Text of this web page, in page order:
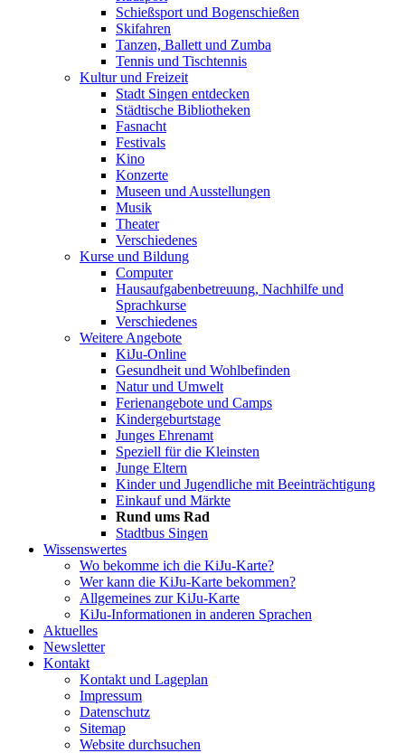
Schießsport und Bogenschießen
Skifahren
Tanzen, Ballett und Zumba
Tennis und Tischtennis
Kultur und Freizeit
Stadt Singen entdecken
Städtische Bibliotheken
Fasnacht
Festivals
Kino
Konzerte
Museen und Ausstellungen
Musik
Theater
Verschiedenes
Kurse und Bildung
Computer
Hausaufgabenbetreuung, Nachhilfe und
Sprachkurse
Verschiedenes
Weitere Angebote
KiJu-Online
Gesundheit und Wohlbefinden
Natur und Umwelt
Ferienangebote und Camps
Kindergeburtstage
Junges Ehrenamt
Speziell für die Kleinsten
Junge Eltern
Kinder und Jugendliche mit Beeinträchtigung
Einkauf und Märkte
Rund ums Rad
Stadtbus Singen
Wissenswertes
Wo bekomme ich die KiJu-Karte?
Wer kann die KiJu-Karte bekommen?
Allgemeines zur KiJu-Karte
KiJu-Informationen in anderen Sprachen
Aktuelles
Newsletter
Kontakt
Kontakt und Lageplan
Impressum
Datenschutz
Sitemap
Website durchsuchen